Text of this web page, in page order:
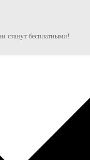
станут бесплатными!